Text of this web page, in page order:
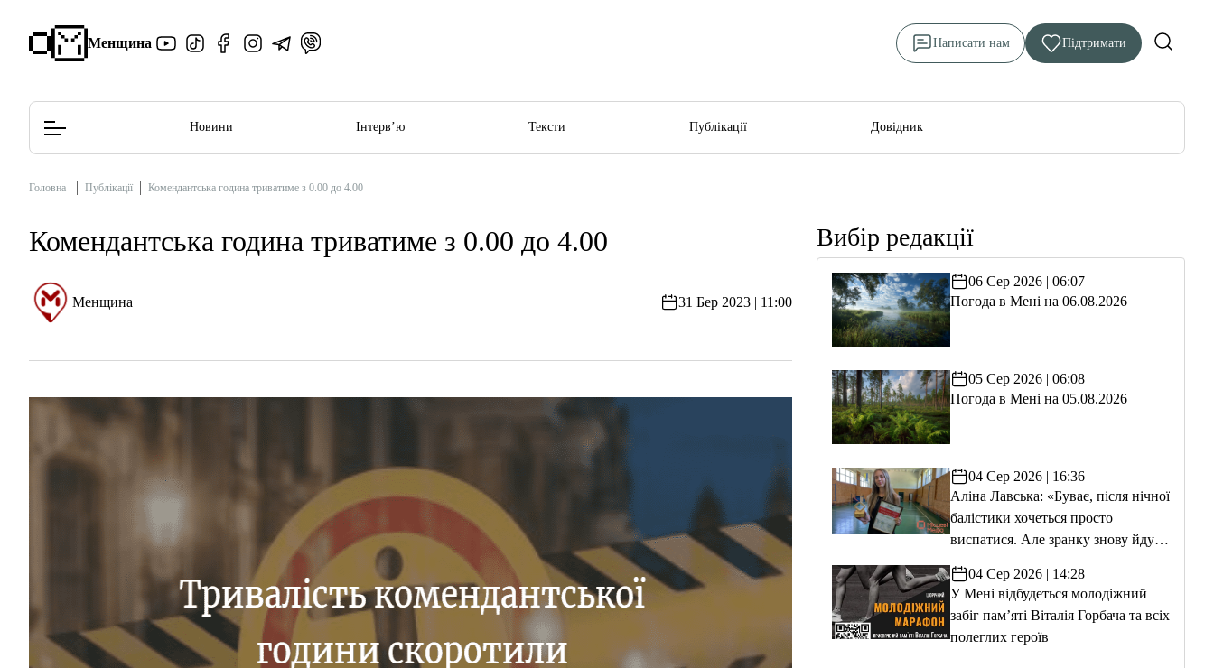
Менщина Написати нам Підтримати
Редакційна політика
Новини Інтерв’ю Тексти Публікації Довідник
Головна Публікації Комендантська година триватиме з 0.00 до 4.00
Комендантська година триватиме з 0.00 до 4.00
Менщина 31 Бер 2023 | 11:00
Вибір редакції
06 Сер 2026 | 06:07
Погода в Мені на 06.08.2026
05 Сер 2026 | 06:08
Погода в Мені на 05.08.2026
04 Сер 2026 | 16:36
Аліна Лавська: «Буває, після нічної
балістики хочеться просто
виспатися. Але зранку знову йду
04 Сер 2026 | 14:28
У Мені відбудеться молодіжний
забіг пам’яті Віталія Горбача та всіх
полеглих героїв